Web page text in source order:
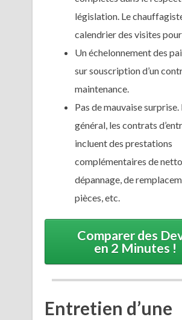
législation. Le
calendrier des visites
Un échelonnement des
sur souscription d’un
maintenance.
Pas de mauvaise surprise.
général, les contrats
incluent des prestations
complémentaires de
dépannage, de
pièces, etc.
Comparer des
en 2 Minutes !
Entretien d’une